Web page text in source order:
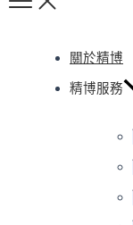
關於精博
精博服務